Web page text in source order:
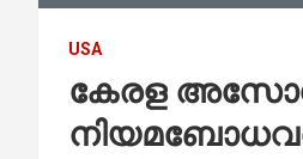
USA
കേരള